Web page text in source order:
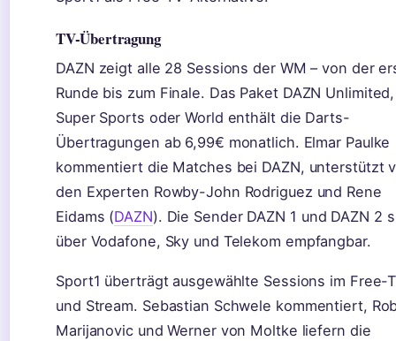
TV-Übertragung
DAZN zeigt alle 28 Sessions der WM – von der
Runde bis zum Finale. Das Paket DAZN Unlimited,
Super Sports oder World enthält die Darts-
Übertragungen ab 6,99€ monatlich. Elmar Paulke
kommentiert die Matches bei DAZN, unterstützt
den Experten Rowby-John Rodriguez und Rene
Eidams (DAZN). Die Sender DAZN 1 und DAZN 2
über Vodafone, Sky und Telekom empfangbar.
Sport1 überträgt ausgewählte Sessions im Free-
und Stream. Sebastian Schwele kommentiert,
Marijanovic und Werner von Moltke liefern die